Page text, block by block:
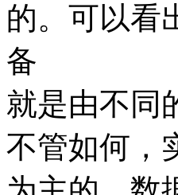
的。可以看
备
就是由不同
不管如何，